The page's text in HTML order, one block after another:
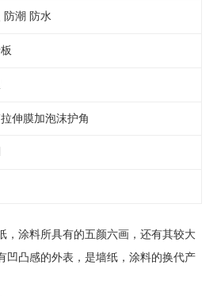
防潮 防水
伸膜加泡沫护角
，涂料所具有的五颜六画，还有其较大
凹凸感的外表，是墙纸，涂料的换代产